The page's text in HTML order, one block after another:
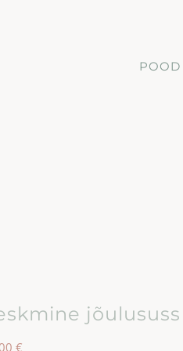
POOD
€